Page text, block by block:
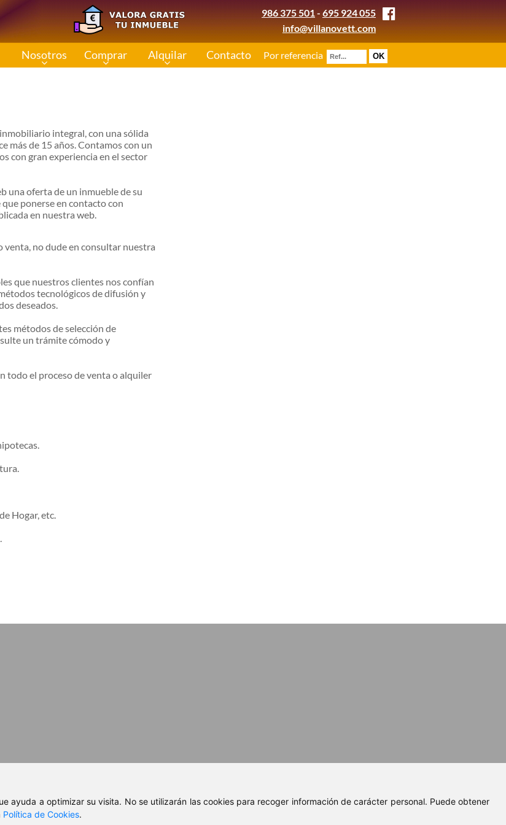
ayuda a optimizar su visita. No se utilizarán las cookies para recoger información de carácter personal. Puede obtener
Política de Cookies.
Nosotros Comprar Alquilar Contacto Por referencia
986 375 501- 695 924 055
info@villanovett.com
integral, con una sólida
más de 15 años. Contamos con un
con gran experiencia en el sector
una oferta de un inmueble de su
ponerse en contacto con
en nuestra web.
venta, no dude en consultar nuestra
que nuestros clientes nos confían
tecnológicos de difusión y
deseados.
métodos de selección de
un trámite cómodo y
todo el proceso de venta o alquiler
Hogar, etc.